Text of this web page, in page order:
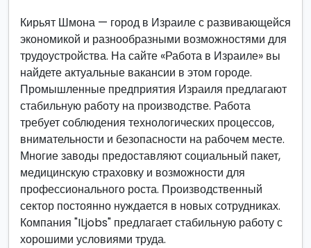
Кирьят Шмона — город в Израиле с развивающейся
экономикой и разнообразными возможностями для
трудоустройства. На сайте «Работа в Израиле» вы
найдете актуальные вакансии в этом городе.
Промышленные предприятия Израиля предлагают
стабильную работу на производстве. Работа
требует соблюдения технологических процессов,
внимательности и безопасности на рабочем месте.
Многие заводы предоставляют социальный пакет,
медицинскую страховку и возможности для
профессионального роста. Производственный
сектор постоянно нуждается в новых сотрудниках.
Компания "ILjobs" предлагает стабильную работу с
хорошими условиями труда.